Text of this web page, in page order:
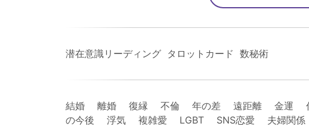
潜在意識リーディング タロットカード 数秘術
結婚 離婚 復縁 不倫 年の差 遠距離 金運
の今後 浮気 複雑愛 LGBT SNS恋愛 夫婦関係